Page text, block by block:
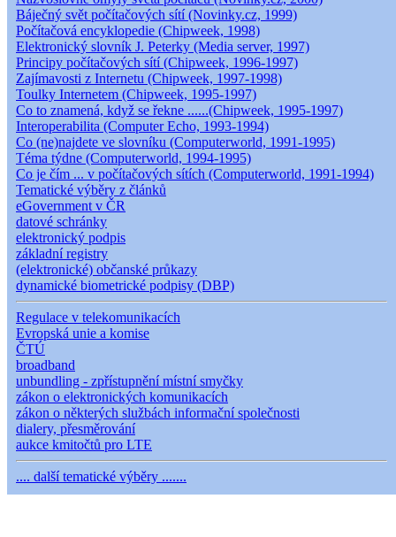
Báječný svět počítačových sítí (Novinky.cz, 1999)
Počítačová encyklopedie (Chipweek, 1998)
Elektronický slovník J. Peterky (Media server, 1997)
Principy počítačových sítí (Chipweek, 1996-1997)
Zajímavosti z Internetu (Chipweek, 1997-1998)
Toulky Internetem (Chipweek, 1995-1997)
Co to znamená, když se řekne ......(Chipweek, 1995-1997)
Interoperabilita (Computer Echo, 1993-1994)
Co (ne)najdete ve slovníku (Computerworld, 1991-1995)
Téma týdne (Computerworld, 1994-1995)
Co je čím ... v počítačových sítích (Computerworld, 1991-1994)
Tematické výběry z článků
eGovernment v ČR
datové schránky
elektronický podpis
základní registry
(elektronické) občanské průkazy
dynamické biometrické podpisy (DBP)
Regulace v telekomunikacích
Evropská unie a komise
ČTÚ
broadband
unbundling - zpřístupnění místní smyčky
zákon o elektronických komunikacích
zákon o některých službách informační společnosti
dialery, přesměrování
aukce kmitočtů pro LTE
.... další tematické výběry .......